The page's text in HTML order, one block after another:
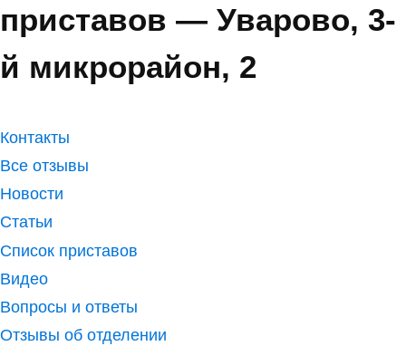
приставов — Уварово, 3-
й микрорайон, 2
Контакты
Все отзывы
Новости
Статьи
Список приставов
Видео
Вопросы и ответы
Отзывы об отделении